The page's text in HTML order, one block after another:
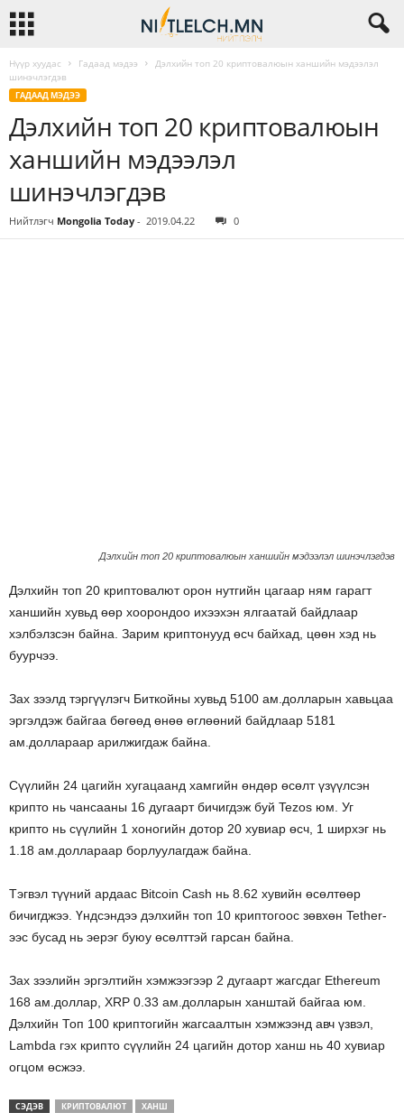
Нүүр хуудас Гадаад мэдээ
Дэлхийн топ 20 криптовалюын ханшийн мэдээлэл
шинэчлэгдэв
ГАДААД МЭДЭЭ
Дэлхийн топ 20 криптовалюын
ханшийн мэдээлэл
шинэчлэгдэв
Нийтлэгч Mongolia Today - 2019.04.22 0
Дэлхийн топ 20 криптовалюын ханшийн мэдээлэл шинэчлэгдэв
Дэлхийн топ 20 криптовалют орон нутгийн цагаар ням гарагт
ханшийн хувьд өөр хоорондоо ихээхэн ялгаатай байдлаар
хэлбэлзсэн байна. Зарим криптонууд өсч байхад, цөөн хэд нь
буурчээ.
Зах зээлд тэргүүлэгч Биткойны хувьд 5100 ам.долларын хавьцаа
эргэлдэж байгаа бөгөөд өнөө өглөөний байдлаар 5181
ам.доллараар арилжигдаж байна.
Сүүлийн 24 цагийн хугацаанд хамгийн өндөр өсөлт үзүүлсэн
крипто нь чансааны 16 дугаарт бичигдэж буй Tezos юм. Уг
крипто нь сүүлийн 1 хоногийн дотор 20 хувиар өсч, 1 ширхэг нь
1.18 ам.доллараар борлуулагдаж байна.
Тэгвэл түүний ардаас Bitcoin Cash нь 8.62 хувийн өсөлтөөр
бичигджээ. Үндсэндээ дэлхийн топ 10 криптогоос зөвхөн Tether-
ээс бусад нь эерэг буюу өсөлттэй гарсан байна.
Зах зээлийн эргэлтийн хэмжээгээр 2 дугаарт жагсдаг Ethereum
168 ам.доллар, XRP 0.33 ам.долларын ханштай байгаа юм.
Дэлхийн Топ 100 криптогийн жагсаалтын хэмжээнд авч үзвэл,
Lambda гэх крипто сүүлийн 24 цагийн дотор ханш нь 40 хувиар
огцом өсжээ.
СЭДЭВ КРИПТОВАЛЮТ ХАНШ